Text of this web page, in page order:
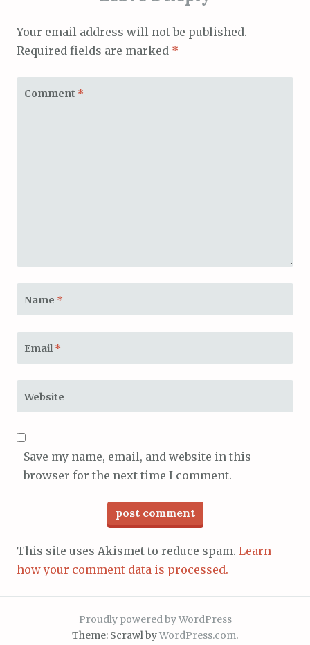
Your email address will not be published.
Required fields are marked *
Comment *
Name *
Email *
Website
Save my name, email, and website in this
browser for the next time I comment.
This site uses Akismet to reduce spam. Learn
how your comment data is processed.
Proudly powered by WordPress
Theme: Scrawl byWordPress.com.